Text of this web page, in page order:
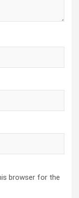
browser for the